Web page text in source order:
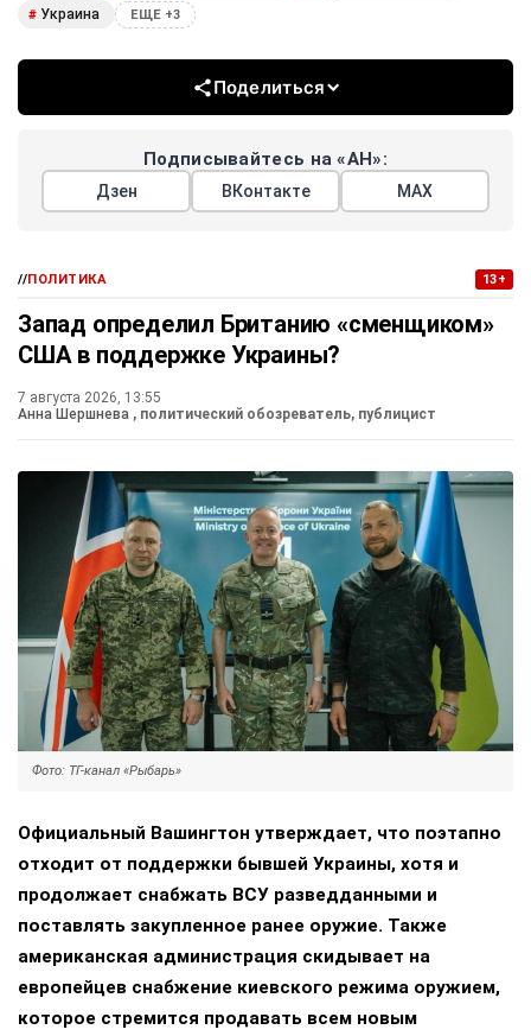
# Украина ЕЩЕ +3
Поделиться
Подписывайтесь на «АН»:
Дзен ВКонтакте МАХ
//ПОЛИТИКА 13+
Запад определил Британию «сменщиком»
США в поддержке Украины?
7 августа 2026, 13:55
Анна Шершнева , политический обозреватель, публицист
Фото: ТГ-канал «Рыбарь»
Официальный Вашингтон утверждает, что поэтапно
отходит от поддержки бывшей Украины, хотя и
продолжает снабжать ВСУ разведданными и
поставлять закупленное ранее оружие. Также
американская администрация скидывает на
европейцев снабжение киевского режима оружием,
которое стремится продавать всем новым